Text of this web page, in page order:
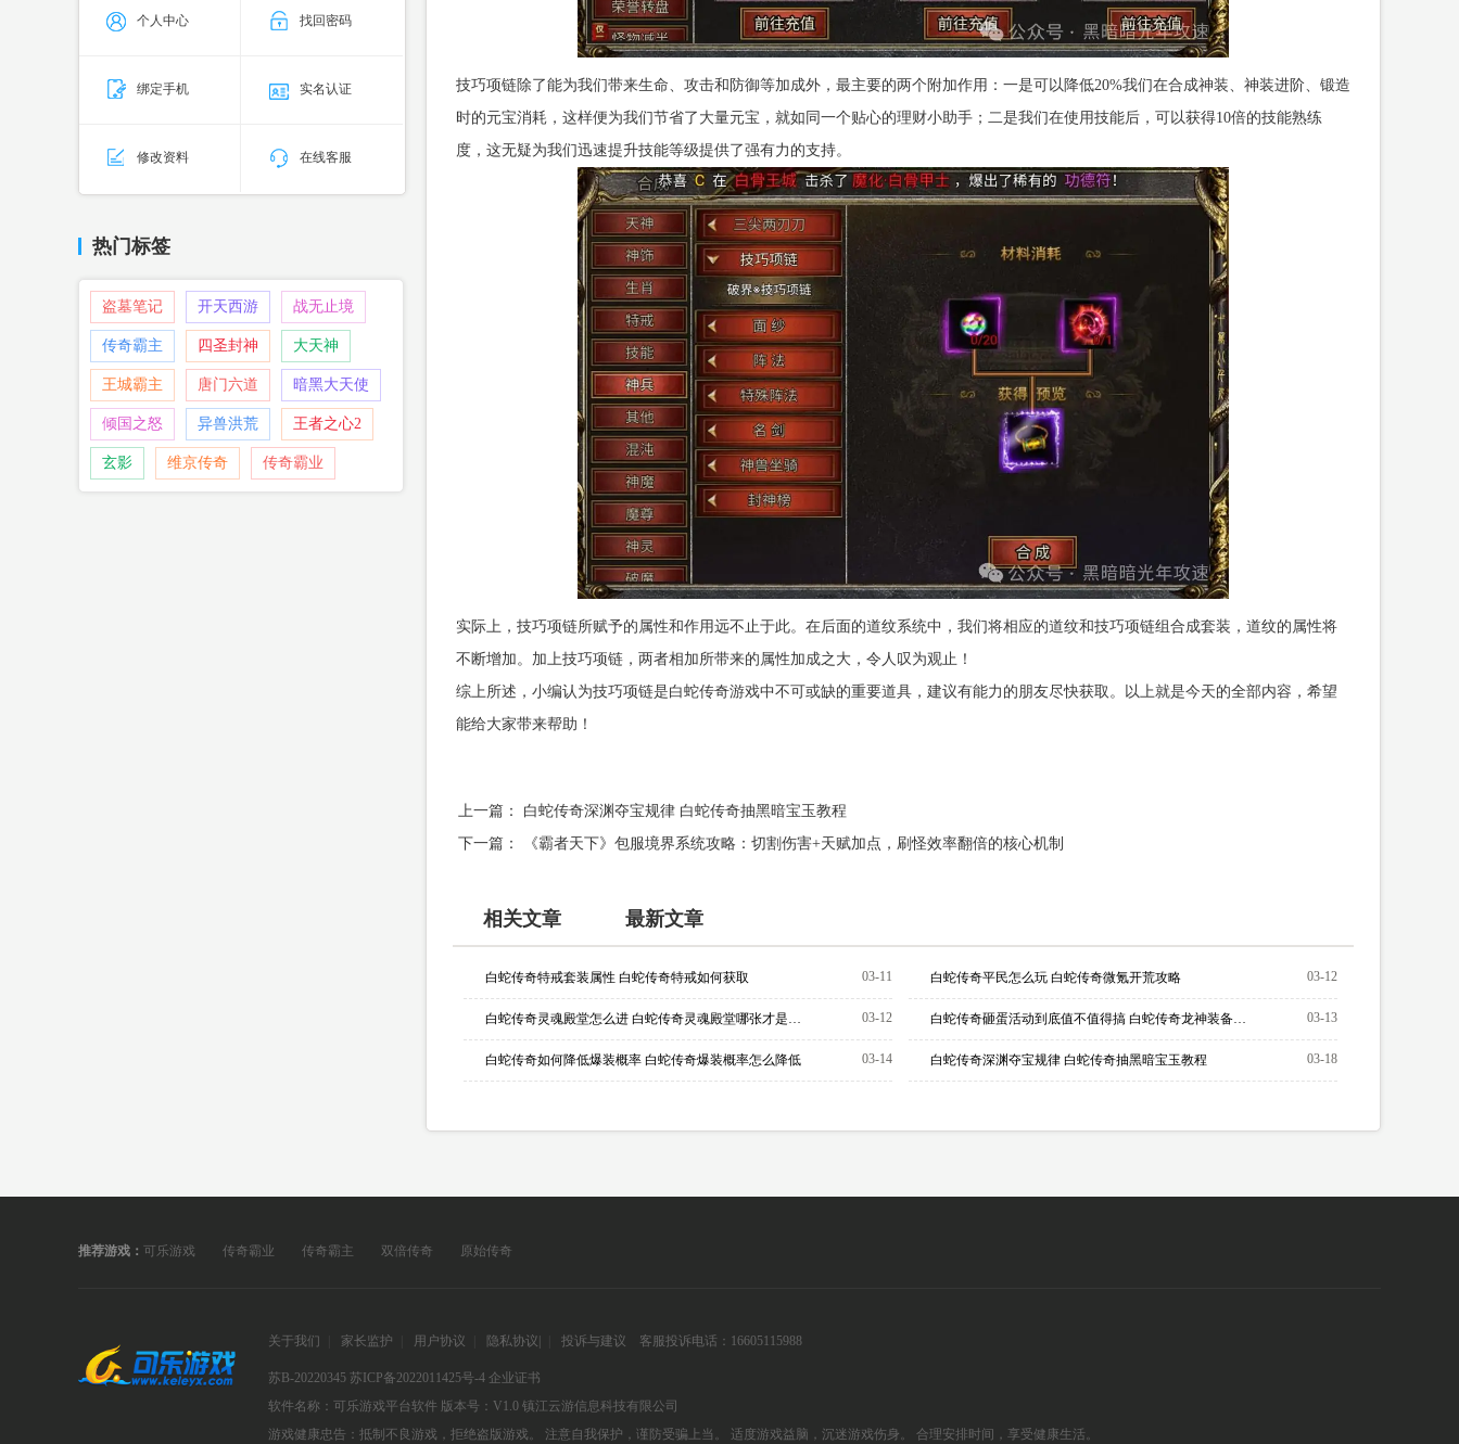
个人中心 找回密码
绑定手机 实名认证
修改资料 在线客服
热门标签
盗墓笔记 开天西游 战无止境
传奇霸主 四圣封神 大天神
王城霸主 唐门六道 暗黑大天使
倾国之怒 异兽洪荒 王者之心2
玄影 维京传奇 传奇霸业
技巧项链除了能为我们带来生命、攻击和防御等加成外，最主要的两个附加作用：一是可以降低20%我们在合成神装、神装进阶、锻造
时的元宝消耗，这样便为我们节省了大量元宝，就如同一个贴心的理财小助手；二是我们在使用技能后，可以获得10倍的技能熟练
度，这无疑为我们迅速提升技能等级提供了强有力的支持。
实际上，技巧项链所赋予的属性和作用远不止于此。在后面的道纹系统中，我们将相应的道纹和技巧项链组合成套装，道纹的属性将
不断增加。加上技巧项链，两者相加所带来的属性加成之大，令人叹为观止！
综上所述，小编认为技巧项链是白蛇传奇游戏中不可或缺的重要道具，建议有能力的朋友尽快获取。以上就是今天的全部内容，希望
能给大家带来帮助！
上一篇： 白蛇传奇深渊夺宝规律 白蛇传奇抽黑暗宝玉教程
下一篇：
《霸者天下》包服境界系统攻略：切割伤害+天赋加点，刷怪效率翻倍的核心机制
相关文章 最新文章
03-11
白蛇传奇特戒套装属性 白蛇传奇特戒如何获取 03-12
白蛇传奇平民怎么玩 白蛇传奇微氪开荒攻略
03-12
白蛇传奇灵魂殿堂怎么进 白蛇传奇灵魂殿堂哪张才是真正的“爆装天堂”？ 03-13
白蛇传奇砸蛋活动到底值不值得搞 白蛇传奇龙神装备如何获取
03-14
白蛇传奇如何降低爆装概率 白蛇传奇爆装概率怎么降低 03-18
白蛇传奇深渊夺宝规律 白蛇传奇抽黑暗宝玉教程
推荐游戏： 可乐游戏 传奇霸业 传奇霸主 双倍传奇 原始传奇
关于我们 家长监护 用户协议 隐私协议 投诉与建议 客服投诉电话：16605115988
苏B-20220345 苏ICP备2022011425号-4 企业证书
软件名称：可乐游戏平台软件 版本号：V1.0 镇江云游信息科技有限公司
游戏健康忠告：抵制不良游戏，拒绝盗版游戏。 注意自我保护，谨防受骗上当。 适度游戏益脑，沉迷游戏伤身。 合理安排时间，享受健康生活。